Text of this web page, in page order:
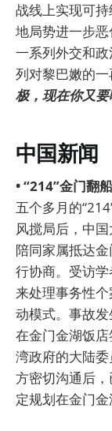
战线上实现可
地局势进一步
一系列外交和
列对黎巴嫩的一
极，现在你又要
中国新闻
• “214”金门翻
五个多月的
风搅局后，中
陪同家属抵达
行协商。受访
来处理事务性
动模式。事故
在金门金湖饭
湾政府的大陆
方密切沟通后
定规划在金门金